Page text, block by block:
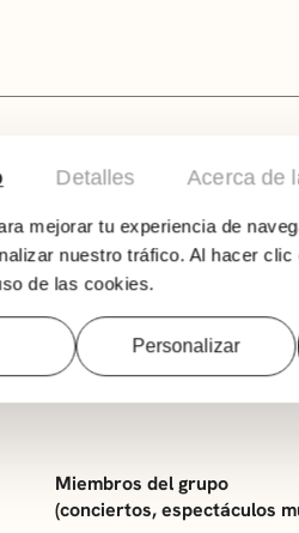
Detalles Acerca de
mejorar tu experiencia de
nuestro tráfico. Al hacer clic
de las cookies.
Personalizar
Treinta años después,
universo hispanoparlante,
coche”, “Alguien que cuide
una generación, y a los/
acompañará de Juan
otros artistas de
Inverfest y el BCN Guitar
Miembros del grupo
(conciertos, espectáculos